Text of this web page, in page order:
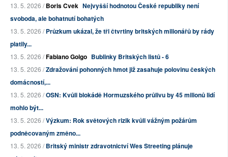
13. 5. 2026 /Boris Cvek Nejvyšší hodnotou České republiky není
svoboda, ale bohatnutí bohatých
13. 5. 2026 /Průzkum ukázal, že tři čtvrtiny britských milionářů by rády
platily...
13. 5. 2026 /Fabiano Golgo Bublinky Britských listů - 6
13. 5. 2026 /Zdražování pohonných hmot již zasahuje polovinu českých
domácností,...
13. 5. 2026 /OSN: Kvůli blokádě Hormuzského průlivu by 45 milionů lidí
mohlo být...
13. 5. 2026 /Výzkum: Rok světových rizik kvůli vážným požárům
podněcovaným změno...
13. 5. 2026 /Britský ministr zdravotnictví Wes Streeting plánuje